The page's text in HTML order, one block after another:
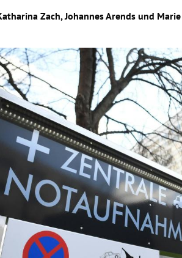
Zach,Johannes Arends und
öffnen/schließen